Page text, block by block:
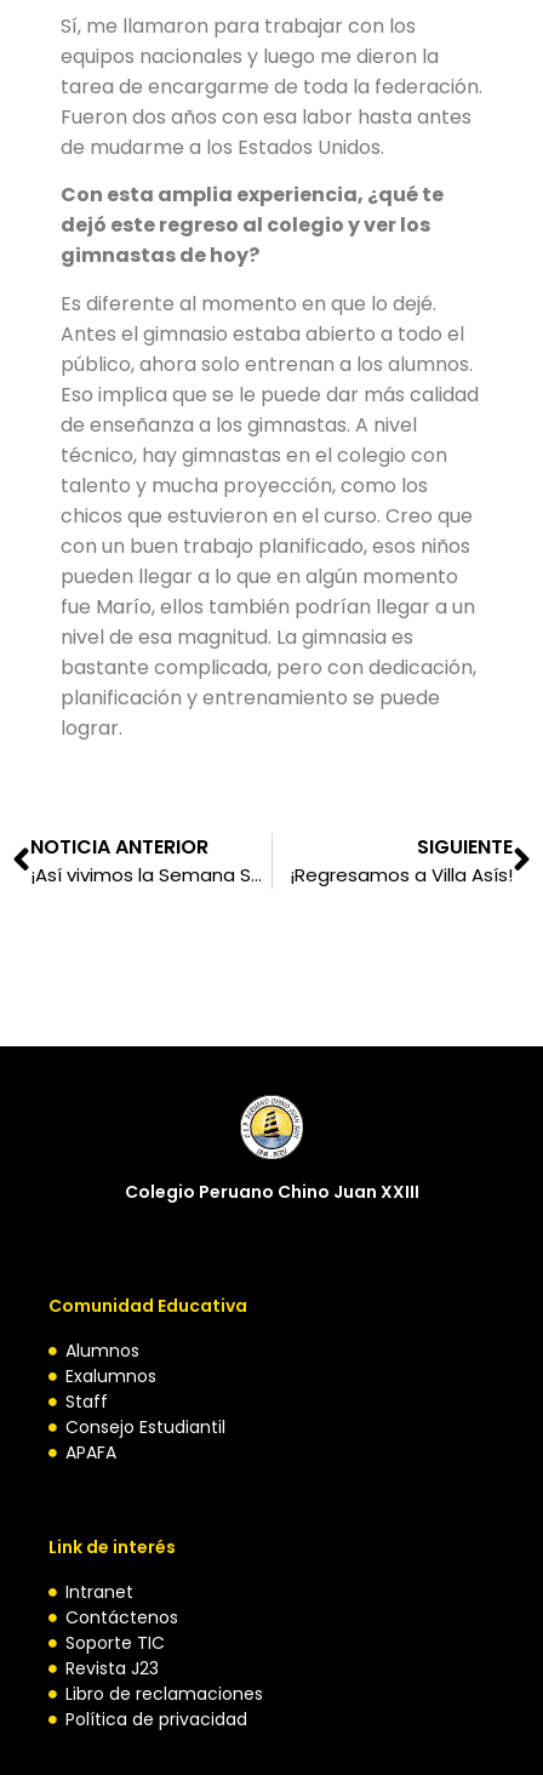
Sí, me llamaron para trabajar con los
equipos nacionales y luego me dieron la
tarea de encargarme de toda la federación.
Fueron dos años con esa labor hasta antes
de mudarme a los Estados Unidos.
Con esta amplia experiencia, ¿qué te
dejó este regreso al colegio y ver los
gimnastas de hoy?
Es diferente al momento en que lo dejé.
Antes el gimnasio estaba abierto a todo el
público, ahora solo entrenan a los alumnos.
Eso implica que se le puede dar más calidad
de enseñanza a los gimnastas. A nivel
técnico, hay gimnastas en el colegio con
talento y mucha proyección, como los
chicos que estuvieron en el curso. Creo que
con un buen trabajo planificado, esos niños
pueden llegar a lo que en algún momento
fue Marío, ellos también podrían llegar a un
nivel de esa magnitud. La gimnasia es
bastante complicada, pero con dedicación,
planificación y entrenamiento se puede
lograr.
NOTICIA ANTERIOR
¡Así vivimos la Semana Santa en Juan XXIII!
SIGUIENTE
¡Regresamos a Villa Asís!
Colegio Peruano Chino Juan XXIII
Comunidad Educativa
Alumnos
Exalumnos
Staff
Consejo Estudiantil
APAFA
Link de interés
Intranet
Contáctenos
Soporte TIC
Revista J23
Libro de reclamaciones
Política de privacidad